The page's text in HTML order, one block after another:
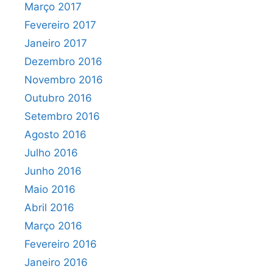
Março 2017
Fevereiro 2017
Janeiro 2017
Dezembro 2016
Novembro 2016
Outubro 2016
Setembro 2016
Agosto 2016
Julho 2016
Junho 2016
Maio 2016
Abril 2016
Março 2016
Fevereiro 2016
Janeiro 2016